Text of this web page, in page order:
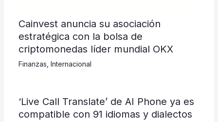
Cainvest anuncia su asociación
estratégica con la bolsa de
criptomonedas líder mundial OKX
Finanzas Internacional
‘Live Call Translate’ de AI Phone ya es
compatible con 91 idiomas y dialectos